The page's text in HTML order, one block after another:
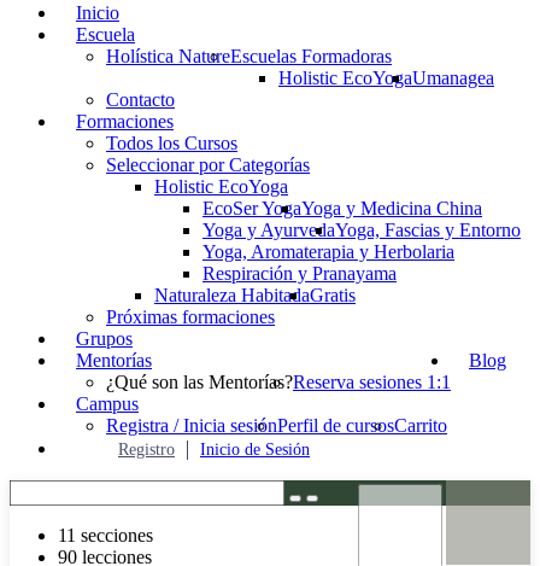
Inicio
Escuela
Holística NatureEscuelas Formadoras
Holistic EcoYogaUmanagea
Contacto
Formaciones
Todos los Cursos
Seleccionar por Categorías
Holistic EcoYoga
EcoSer YogaYoga y Medicina China
Yoga y AyurvedaYoga, Fascias y Entorno
Yoga, Aromaterapia y Herbolaria
Respiración y Pranayama
Naturaleza HabitadaGratis
Próximas formaciones
Grupos
Mentorías
¿Qué son las Mentorías?Reserva sesiones 1:1
Blog
Campus
Registra / Inicia sesiónPerfil de cursosCarrito
Registro Inicio de Sesión
11 secciones
90 lecciones